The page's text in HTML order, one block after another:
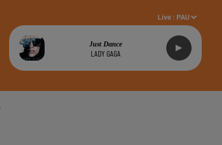
Live : PAU
Just Dance
LADY GAGA